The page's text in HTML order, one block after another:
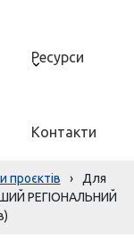
Ресурси
Контакти
проєктів ›
Для
РЕГІОНАЛЬНИЙ